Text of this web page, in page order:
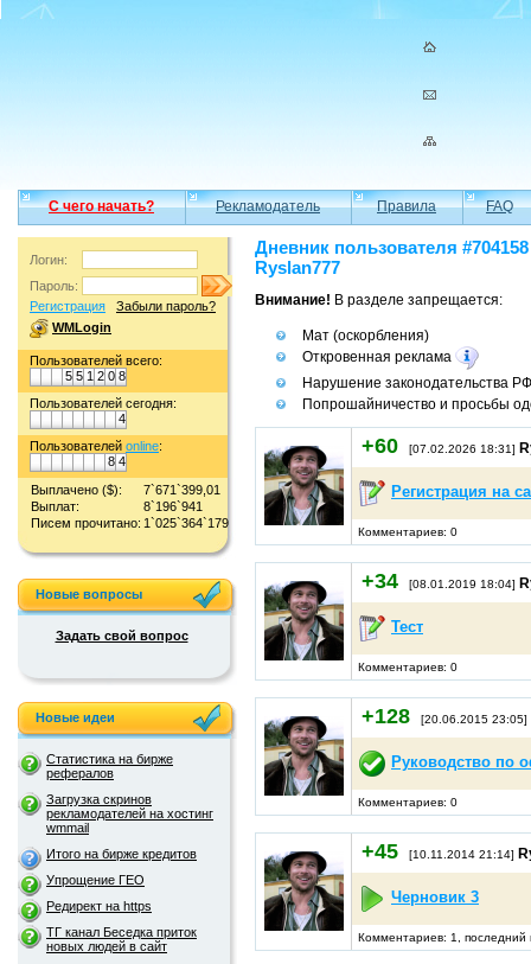
С чего начать? Рекламодатель Правила FAQ
Логин:
Пароль:
Регистрация
Забыли пароль?
WMLogin
Пользователей всего:
5 5 1 2 0 8
Пользователей сегодня:
4
Пользователей online:
8 4
Выплачено ($):
7`671`399,01
Выплат:
8`196`941
Писем прочитано: 1`025`364`179
Новые вопросы
Задать свой вопрос
Новые идеи
Статистика на бирже
рефералов
Загрузка скринов
рекламодателей на хостинг
wmmail
Итого на бирже кредитов
Упрощение ГЕО
Редирект на https
ТГ канал Беседка приток
новых людей в сайт
Дневник пользователя #704158
Ryslan777
Внимание! В разделе запрещается:
Мат (оскорбления)
Откровенная реклама
Нарушение законодательства РФ
Попрошайничество и просьбы
+60 [07.02.2026 18:31]
Регистрация на
Комментариев: 0
+34 [08.01.2019 18:04]
Тест
Комментариев: 0
+128 [20.06.2015 23:05]
Руководство по
Комментариев: 0
+45 [10.11.2014 21:14]
Черновик 3
Комментариев: 1,